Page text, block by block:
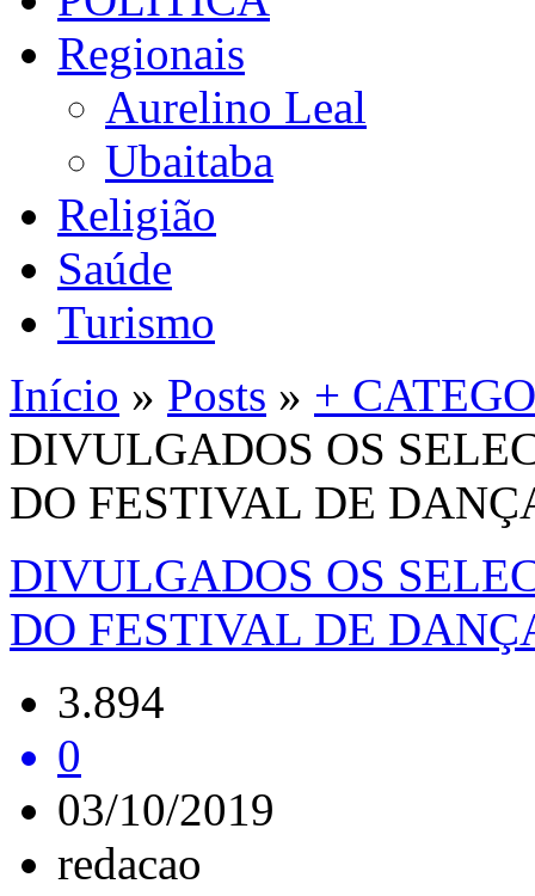
Regionais
Aurelino Leal
Ubaitaba
Religião
Saúde
Turismo
Início » Posts » +
DIVULGADOS OS
DO FESTIVAL DE
DIVULGADOS OS
DO FESTIVAL DE
3.894
0
03/10/2019
redacao